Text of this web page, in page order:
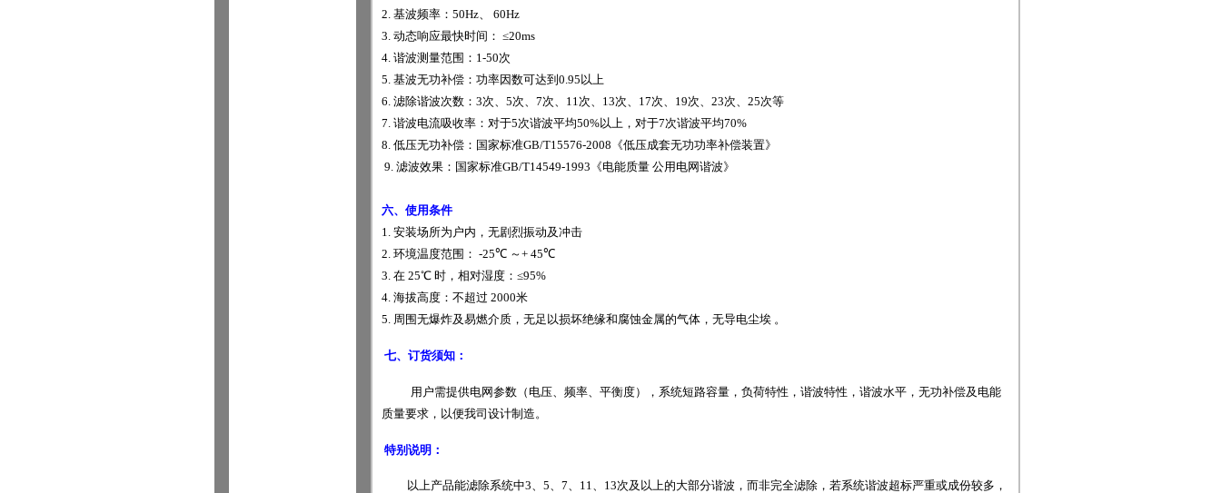
2. 基波频率： 50Hz、
60Hz
3. 动态响应最快时间： ≤20ms
4. 谐波测量范围： 1-50次
5. 基波无功补偿：功率因数可达到 0.95 以上
6. 滤除谐波次数： 3次、 5次、 7次、 11次、 13次、 17次、 19次、 23次、 25次等
7. 谐波电流吸收率：对于5次谐波平均50%以上，对于7次谐波平均70%
8. 低压无功补偿：国家标准GB/T15576-2008 《低压成套无功功率补偿装置》
9. 滤波效果：国家标准GB/T14549-1993 《电能质量 公用电网谐波》
六、使用条件
1. 安装场所为户内，无剧烈振动及冲击
2. 环境温度范围： -25℃～+45℃
3. 在 25℃时，相对湿度：≤95%
4. 海拔高度：不超过 2000米
5. 周围无爆炸及易燃介质，无足以损坏绝缘和腐蚀金属的气体，无导电尘埃 。
七、订货须知：
用户需提供电网参数（电压、频率、平衡度），系统短路容量，负荷特性，谐波特性，谐波水平，无功补偿及电能
质量要求，以便我司设计制造。
特别说明：
以上产品能滤除系统中3、 5、 7、11、13次及以上的大部分谐波，而非完全滤除，若系统谐波超标严重或成份较多，